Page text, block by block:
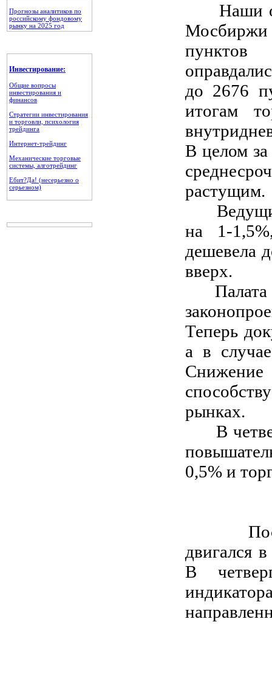
Прогнозы аналитиков по
российскому фондовому
рынку на 2025 год
Инвестирование:
Общие вопросы
инвестирования и
финансов
Стратегии инвестирования
и торговли, психология
трейдинга
Интернет-трейдинг
Механические торговые
системы, алготрейдинг
Ебит?Да! (несерьезно о
серьезном)
Наши
Мосбиржи
пунктов
до 2676
итогам
В целом
растущим.
Ведущие
на 1-
дешевела
вверх.
Палата
Теперь
а в
Снижение
рынках.
В
0,5% и
двигался
В